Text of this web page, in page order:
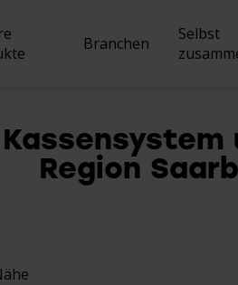
Branchen
Selbst
Region